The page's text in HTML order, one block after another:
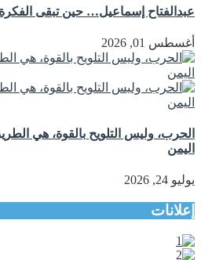
عبدالفتاح إسماعيل… حين تبقى الفكرة
أغسطس 01, 2026
الحرب، وليس التلويح بالقوة، هي
اليمن
يوليو 24, 2026
إعلانات